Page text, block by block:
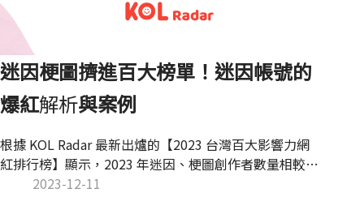
迷因梗圖擠進百大榜單！迷因帳號的
爆紅解析與案例
根據 KOL Radar 最新出爐的【2023 台灣百大影響力網
紅排行榜】顯示，2023 年迷因、梗圖創作者數量相較去
年增加許多，顯示迷因帳號在社群網站的影響力日益增
2023-12-11